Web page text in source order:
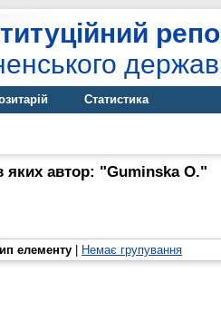
Статистика
яких автор: "Guminska O."
елементу Немає групування